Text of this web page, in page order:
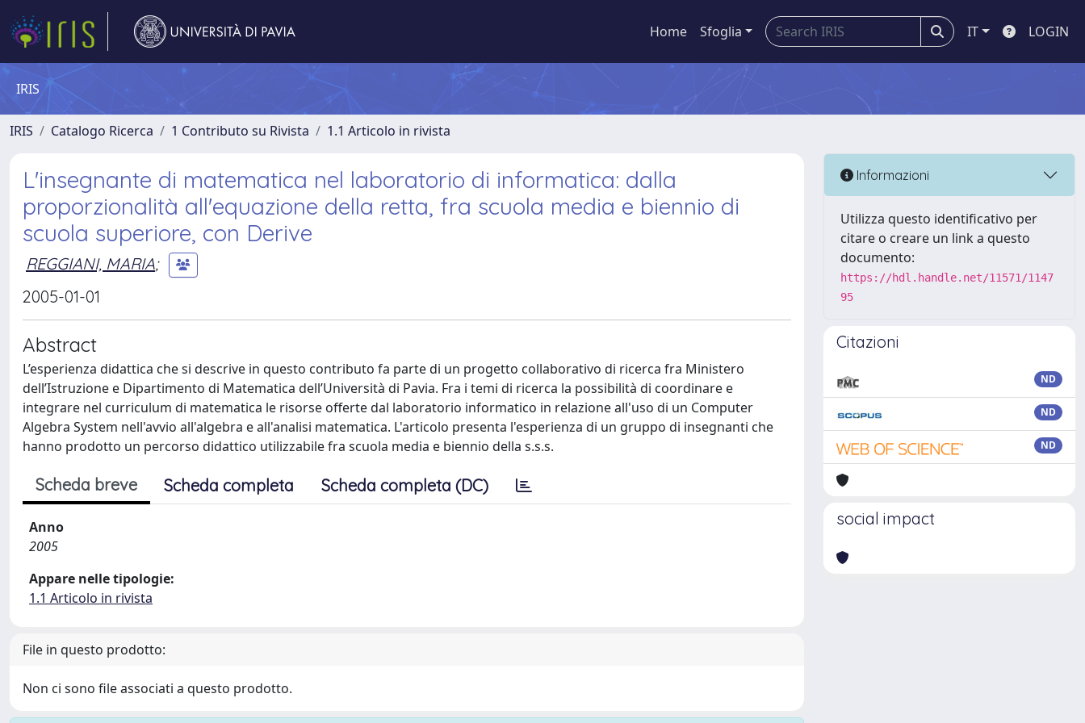
Home Sfoglia IT LOGIN
IRIS
IRIS Catalogo Ricerca 1 Contributo su Rivista 1.1 Articolo in rivista
L'insegnante di matematica nel laboratorio di informatica: dalla
proporzionalità all'equazione della retta, fra scuola media e biennio di
scuola superiore, con Derive
REGGIANI, MARIA;
2005-01-01
Abstract
L’esperienza didattica che si descrive in questo contributo fa parte di un progetto collaborativo di ricerca fra Ministero
dell’Istruzione e Dipartimento di Matematica dell’Università di Pavia. Fra i temi di ricerca la possibilità di coordinare e
integrare nel curriculum di matematica le risorse offerte dal laboratorio informatico in relazione all'uso di un Computer
Algebra System nell'avvio all'algebra e all'analisi matematica. L'articolo presenta l'esperienza di un gruppo di insegnanti che
hanno prodotto un percorso didattico utilizzabile fra scuola media e biennio della s.s.s.
Scheda breve Scheda completa Scheda completa (DC)
Anno
2005
Appare nelle tipologie:
1.1 Articolo in rivista
File in questo prodotto:
Non ci sono file associati a questo prodotto.
Informazioni
Utilizza questo identificativo per
citare o creare un link a questo
documento:
https://hdl.handle.net/11571/1147
95
Citazioni
ND
ND
ND
social impact